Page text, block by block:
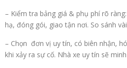
– Kiểm tra bảng giá & phụ phí rõ
hạ, đóng gói, giao tận nơi. So sánh
– Chọn đơn vị uy tín, có biên nhận,
khi xảy ra sự cố. Nhà xe uy tín sẽ